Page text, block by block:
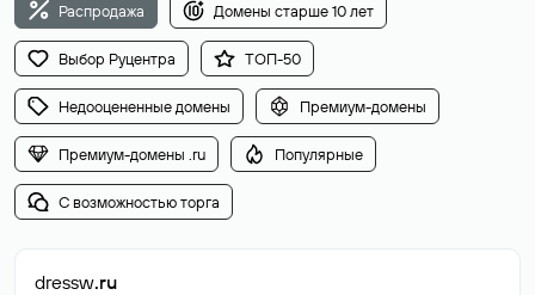
Распродажа Домены старше 10 лет
Выбор Руцентра ТОП-50
Недооцененные домены Премиум-домены
Премиум-домены .ru Популярные
С возможностью торга
dressw.ru